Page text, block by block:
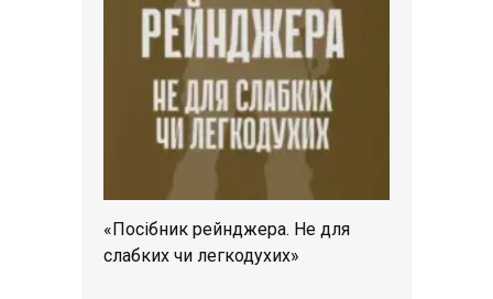
«Посібник рейнджера. Не для
слабких чи легкодухих»